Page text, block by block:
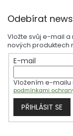
Odebírat
Vložte svůj e-mail
nových produktech
E-mail
Vložením e-mailu
podmínkami
PŘIHLÁSIT SE